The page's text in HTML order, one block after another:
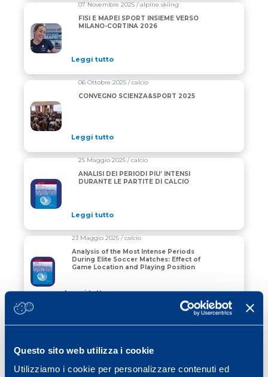
Questo sito web utilizza i cookie
Utilizziamo i cookie per personalizzare contenuti ed
07 Novembre 2025 / alpine skiing
FISI E MAPEI SPORT INSIEME VERSO
MILANO-CORTINA 2026
Leggi tutto
06 Ottobre 2025 / calcio
CONVEGNO SCIENZA&SPORT 2025
Leggi tutto
25 Maggio 2025 / calcio
ANALISI DEI PERIODI PIU’ INTENSI
DURANTE LE PARTITE DI CALCIO
Leggi tutto
23 Maggio 2025 / calcio
Analysis of the Most Intense Periods
During Elite Soccer Matches: Effect of
Game Location and Playing Position
Leggi tutto
Leggi tutto